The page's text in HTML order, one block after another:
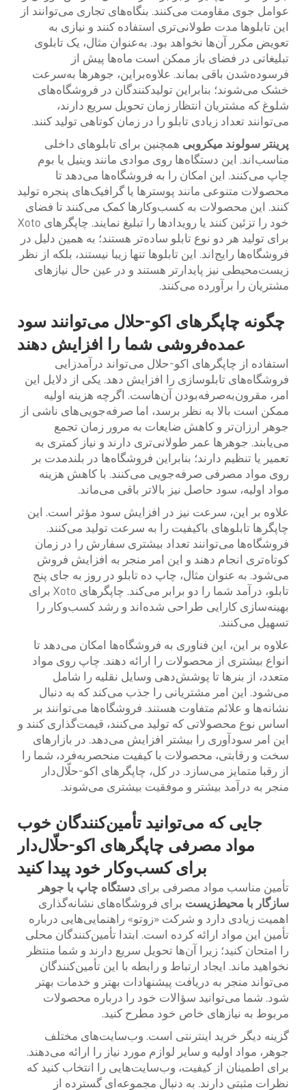
عوامل جوی مقاومت می‌کنند. بنگاه‌های تجاری می‌توانند از
این تابلوها مدت طولانی‌تری استفاده کنند و نیازی به
تعویض مکرر آن‌ها نخواهد بود. به‌عنوان مثال، یک تابلوی
تبلیغاتی در فضای باز ممکن است ماه‌ها پیش از
فرسوده‌شدن باقی بماند. علاوه‌براین، جوهرها به‌سرعت
خشک می‌شوند؛ بنابراین تولیدکنندگان در فروشگاه‌های
شلوغ که مشتریان انتظار زمان تحویل سریع دارند،
می‌توانند تعداد زیادی تابلو را در زمان کوتاهی تولید کنند.
پرینتر سولوند میکروبی همچنین برای تابلوهای داخلی
مناسب‌اند. این دستگاه‌ها روی موادی مانند وینیل یا بوم
چاپ می‌کنند. این امکان را به فروشگاه‌ها می‌دهد تا
محصولات متنوعی مانند پوسترها یا گرافیک‌های پنجره تولید
کنند. این محصولات به کسب‌وکارها کمک می‌کنند تا فضای
خود را تزئین کنند یا رویدادها را تبلیغ نمایند. چاپگرهای Xoto
برای تولید هر دو نوع تابلو ساده‌تر هستند؛ به همین دلیل در
فروشگاه‌ها رایج‌اند. این تابلوها تنها زیبا نیستند، بلکه از نظر
زیست‌محیطی نیز پایدارتر هستند و در عین حال نیازهای
مشتریان را برآورده می‌کنند.
چگونه چاپگرهای اکو-حلال می‌توانند سود
عمده‌فروشی شما را افزایش دهند
استفاده از چاپگرهای اکو-حلال می‌تواند درآمدزایی
فروشگاه‌های تابلوسازی را افزایش دهد. یکی از دلایل این
امر، مقرون‌به‌صرفه‌بودن آن‌هاست. اگرچه هزینه اولیه
ممکن است بالا به نظر برسد، اما صرفه‌جویی‌های ناشی از
جوهر ارزان‌تر و کاهش ضایعات به مرور زمان تجمع
می‌یابند. جوهرها عمر طولانی‌تری دارند و نیاز کمتری به
تعمیر یا تنظیم دارند؛ بنابراین فروشگاه‌ها در بلندمدت بر
روی مواد مصرفی صرفه‌جویی می‌کنند. با کاهش هزینه
مواد اولیه، سود حاصل نیز بالاتر باقی می‌ماند.
علاوه بر این، سرعت نیز در افزایش سود مؤثر است. این
چاپگرها تابلوهای باکیفیت را به سرعت تولید می‌کنند.
فروشگاه‌ها می‌توانند تعداد بیشتری سفارش را در زمان
کوتاه‌تری انجام دهند و این امر منجر به افزایش فروش
می‌شود. به عنوان مثال، چاپ ده تابلو در روز به جای پنج
تابلو، درآمد شما را دو برابر می‌کند. چاپگرهای Xoto برای
بهینه‌سازی کارایی طراحی شده‌اند و رشد کسب‌وکار را
تسهیل می‌کنند.
علاوه بر این، این فناوری به فروشگاه‌ها امکان می‌دهد تا
انواع بیشتری از محصولات را ارائه دهند. چاپ روی مواد
متعدد، از بنرها تا پوشش‌دهی وسایل نقلیه را شامل
می‌شود. این امر مشتریانی را جذب می‌کند که به دنبال
نشانه‌ها و علائم متفاوت هستند. فروشگاه‌ها می‌توانند بر
اساس نوع محصولاتی که تولید می‌کنند، قیمت‌گذاری کنند و
این امر سودآوری را بیشتر افزایش می‌دهد. در بازارهای
سخت و رقابتی، محصولات با کیفیت منحصر‌به‌فرد، شما را
از رقبا متمایز می‌سازد. در کل، چاپگرهای اکو-حلّال‌دار
منجر به درآمد بیشتر و موفقیت بیشتری می‌شوند.
جایی که می‌توانید تأمین‌کنندگان خوب
مواد مصرفی چاپگرهای اکو-حلّال‌دار
برای کسب‌وکار خود پیدا کنید
تأمین مناسب مواد مصرفی برای دستگاه چاپ با جوهر
سازگار با محیط‌زیست برای فروشگاه‌های نشانه‌گذاری
اهمیت زیادی دارد و شرکت «زوتو» راهنمایی‌هایی درباره
تأمین این مواد ارائه کرده است. ابتدا تأمین‌کنندگان محلی
را امتحان کنید؛ زیرا آن‌ها تحویل سریع دارند و شما منتظر
نخواهید ماند. ایجاد ارتباط و رابطه با این تأمین‌کنندگان
می‌تواند منجر به دریافت پیشنهادات بهتر و خدمات بهتر
شود. شما می‌توانید سؤالات خود را درباره محصولات
مربوط به نیازهای خاص خود مطرح کنید.
گزینه دیگر خرید اینترنتی است. وب‌سایت‌های مختلف
جوهر، مواد اولیه و سایر لوازم مورد نیاز را ارائه می‌دهند.
برای اطمینان از کیفیت، وب‌سایت‌هایی را انتخاب کنید که
نظرات مثبتی دارند. به دنبال مجموعه‌ای گسترده از